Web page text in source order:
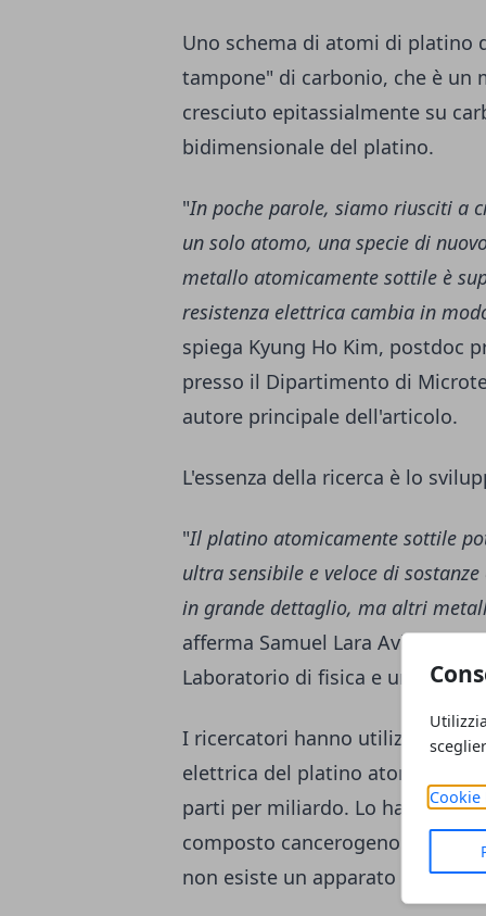
Cookie
Uno schema di atomi di platino
tampone" di carbonio, che è un
cresciuto epitassialmente su
bidimensionale del platino.
"In poche parole, siamo riusciti a
un solo atomo, una specie di
metallo atomicamente sottile è
resistenza elettrica cambia in
spiega Kyung Ho Kim, postdoc
presso il Dipartimento di
autore principale dell'articolo.
L'essenza della ricerca è lo
"Il platino atomicamente sottile
ultra sensibile e veloce di
in grande dettaglio, ma altri
afferma Samuel Lara Avila,
Laboratorio di fisica e uno degli
I ricercatori hanno utilizzato la
elettrica del platino
parti per miliardo. Lo hanno
composto cancerogeno anche
non esiste un apparato di